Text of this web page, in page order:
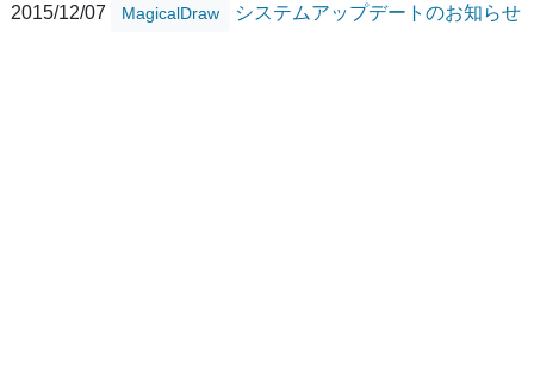
2015/12/07
MagicalDraw システムアップデートのお知らせ